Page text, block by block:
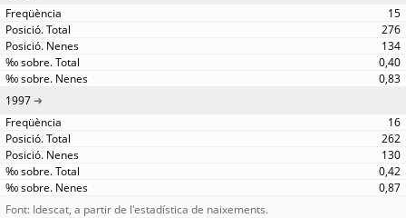
15
276
134
0,40
0,83
1997
16
262
130
0,42
0,87
Font: Idescat, a partir de l'estadística de naixements.